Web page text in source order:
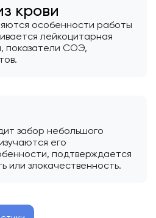
крови
особенности работы
лейкоцитарная
показатели СОЭ,
забор небольшого
его
подтверждается
или злокачественность.